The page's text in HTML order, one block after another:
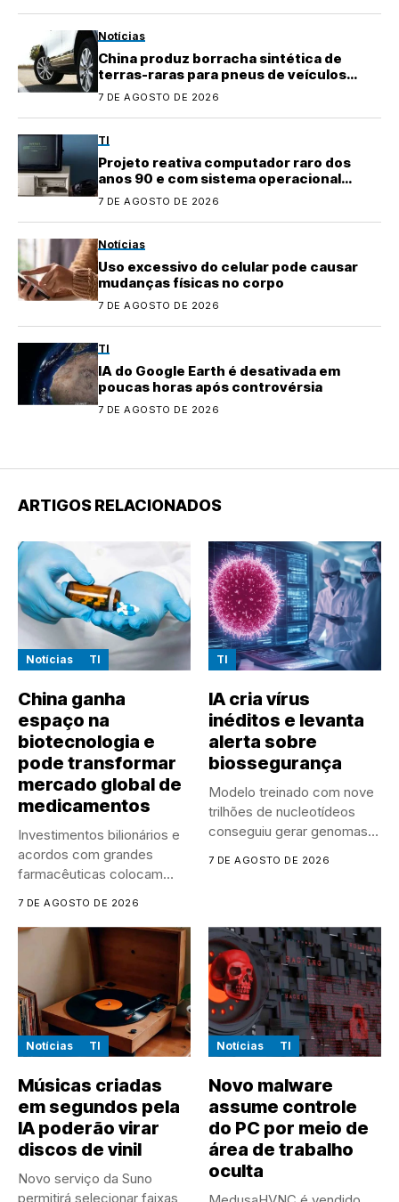
Notícias
China produz borracha sintética de
terras-raras para pneus de veículos
elétricos
7 DE AGOSTO DE 2026
TI
Projeto reativa computador raro dos
anos 90 e com sistema operacional
quase perdido
7 DE AGOSTO DE 2026
Notícias
Uso excessivo do celular pode causar
mudanças físicas no corpo
7 DE AGOSTO DE 2026
TI
IA do Google Earth é desativada em
poucas horas após controvérsia
7 DE AGOSTO DE 2026
ARTIGOS RELACIONADOS
Notícias TI
China ganha
espaço na
biotecnologia e
pode transformar
mercado global de
medicamentos
Investimentos bilionários e
acordos com grandes
farmacêuticas colocam
7 DE AGOSTO DE 2026
TI
IA cria vírus
inéditos e levanta
alerta sobre
biossegurança
Modelo treinado com nove
trilhões de nucleotídeos
conseguiu gerar genomas
7 DE AGOSTO DE 2026
Notícias TI
Músicas criadas
em segundos pela
IA poderão virar
discos de vinil
Novo serviço da Suno
permitirá selecionar faixas,
Notícias TI
Novo malware
assume controle
do PC por meio de
área de trabalho
oculta